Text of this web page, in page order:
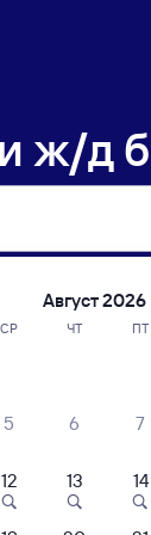
ж/д
на 6 ноября.
Август 2026
СР ЧТ ПТ
5 6 7
12 13 14